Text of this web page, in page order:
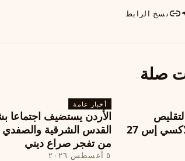
نسخ الرابط
صلة
عدسات هاتف غالاكسي إس 27
أخبار عامة
الأردن يستضيف اجتماعا
القدس الشرقية والصفدي
من تفجر صراع ديني
٥ أغسطس ٢٠٢٦